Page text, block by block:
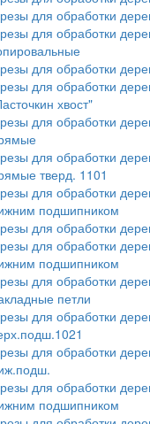
для обработки
для обработки
для обработки
для обработки
хвост"
для обработки
для обработки
тверд. 1101
для обработки
подшипником
для обработки
для обработки
подшипником
для обработки
петли
для обработки
для обработки
для обработки
подшипником